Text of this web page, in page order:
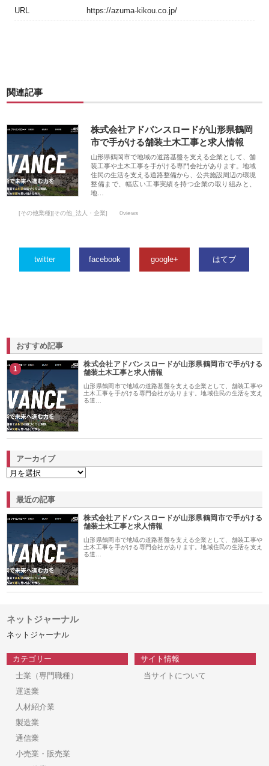
URL https://azuma-kikou.co.jp/
関連記事
株式会社アドバンスロードが山形県鶴岡
市で手がける舗装土木工事と求人情報
山形県鶴岡市で地域の道路基盤を支える企業として、舗
装工事や土木工事を手がける専門会社があります。地域
住民の生活を支える道路整備から、公共施設周辺の環境
整備まで、幅広い工事実績を持つ企業の取り組みと、
地…
[その他業種][その他_法人・企業] 0views
twitter facebook google+ はてブ
おすすめ記事
1
株式会社アドバンスロードが山形県鶴岡市で手がける
舗装土木工事と求人情報
山形県鶴岡市で地域の道路基盤を支える企業として、舗装工事や
土木工事を手がける専門会社があります。地域住民の生活を支え
る道…
アーカイブ
最近の記事
株式会社アドバンスロードが山形県鶴岡市で手がける
舗装土木工事と求人情報
山形県鶴岡市で地域の道路基盤を支える企業として、舗装工事や
土木工事を手がける専門会社があります。地域住民の生活を支え
る道…
ネットジャーナル
ネットジャーナル
カテゴリー
士業（専門職種）
運送業
人材紹介業
製造業
通信業
小売業・販売業
サイト情報
当サイトについて